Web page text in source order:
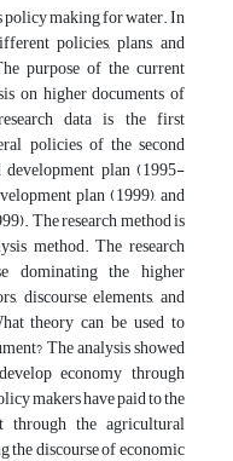
policy making for water. In
policies, plans, and
purpose of the current
on higher documents of
data is the first
policies of the second
development plan (1995-
plan (1999), and
The research method is
method. The research
dominating the higher
discourse elements, and
theory can be used to
The analysis showed
economy through
makers have paid to the
through the agricultural
the discourse of economic